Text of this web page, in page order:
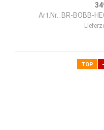
Art.Nr.: BR-BOBB-
TOP